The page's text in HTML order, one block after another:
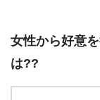
女性から好意
は??